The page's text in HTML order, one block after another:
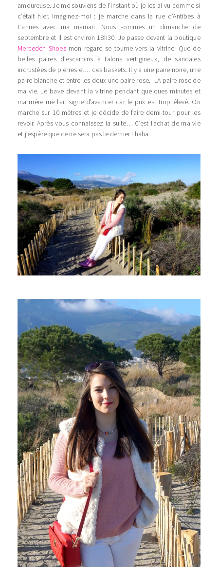
amoureuse. Je me souviens de l’instant où je les ai vu comme si
c’était hier. Imaginez-moi : je marche dans la rue d’Antibes à
Cannes avec ma maman. Nous sommes un dimanche de
septembre et il est environ 18h30. Je passe devant la boutique
Mercedeh Shoesmon regard se tourne vers la vitrine. Que de
belles paires d’escarpins à talons vertigineux, de sandales
incrustées de pierres et… ces baskets. Il y a une paire noire, une
paire blanche et entre les deux une paire rose. LA paire rose de
ma vie. Je bave devant la vitrine pendant quelques minutes et
ma mère me fait signe d’avancer car le prix est trop élevé. On
marche sur 10 mètres et je décide de faire demi-tour pour les
revoir. Après vous connaissez la suite… C’est l’achat de ma vie
et j’espère que ce ne sera pas le dernier ! haha